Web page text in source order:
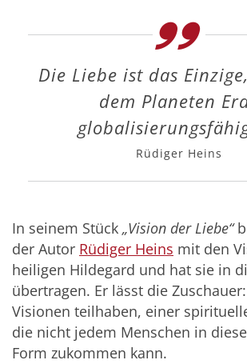
Die Liebe ist das
dem Planeten
Rüdiger Heins
In seinem Stück „Vision der Liebe“
der Autor Rüdiger Heins mit den
heiligen Hildegard und hat sie in
übertragen. Er lässt die
Visionen teilhaben, einer
die nicht jedem Menschen in
Form zukommen kann.